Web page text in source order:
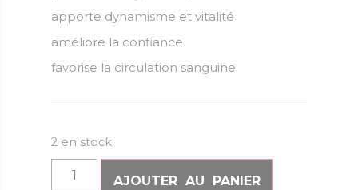
apporte dynamisme et vitalité
améliore la confiance
favorise la circulation sanguine
2 en stock
AJOUTER AU PANIER